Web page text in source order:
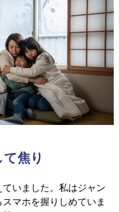
焦り
いました。 私はジャン
マホを握りしめていま